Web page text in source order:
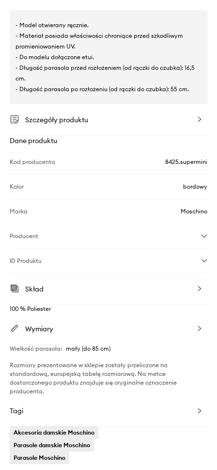
- Model otwierany ręcznie.
- Materiał posiada właściwości chroniące przed szkodliwym
promieniowaniem UV.
- Do modelu dołączone etui.
- Długość parasola przed rozłożeniem (od rączki do czubka): 16,5
cm.
- Długość parasola po rozłożeniu (od rączki do czubka): 55 cm.
Szczegóły produktu
Dane produktu
Kod producenta 8425.supermini
Kolor bordowy
Marka Moschino
Producent
ID Produktu
Skład
100 % Poliester
Wymiary
Wielkość parasola: mały (do 85 cm)
Rozmiary prezentowane w sklepie zostały przeliczone na
standardową, europejską tabelę rozmiarową. Na metce
dostarczonego produktu znajduje się oryginalne oznaczenie
producenta.
Tagi
Akcesoria damskie Moschino
Parasole damskie Moschino
Parasole Moschino